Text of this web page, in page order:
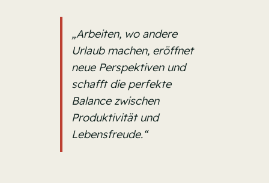
„Arbeiten, wo andere
Urlaub machen, eröffnet
neue Perspektiven und
schafft die perfekte
Balance zwischen
Produktivität und
Lebensfreude.“